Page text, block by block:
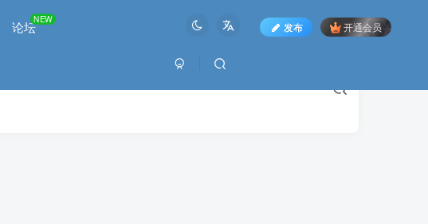
论坛NEW
发布 开通会员